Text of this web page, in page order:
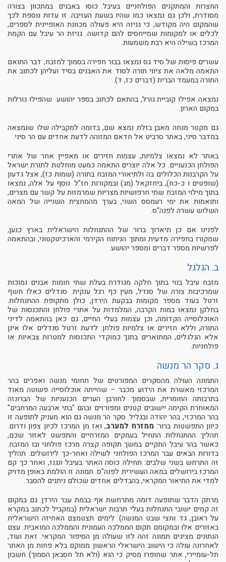
החצרות והמתקנים הפולחניים בעיבל כוסו באבנים במתכוון בצורה
מסודרת, ולכן גם נמצאו כמו שהיו בשעת העזיבה. זו עדות נוספת לכך
שהמקום היה מקודש, כי גניזה היא פעולה מכוונת האופיינית לספרים,
לכלים או למקומות שמייחסים להם קדושה. גניזת הר עיבל עם הקמת
המרכז בשילה היא רבת משמעות.
עשרים פיסות של סיד גס נמצאו בבור חפירה בסמוך למזבח, דבר התואם
התאמה מלאה את ציווי תורה לסוד את האבנים בסיד ועליהן לכתוב את
התורה במעמד הברית (דברים כז, ד).
נמצאה אפילו קוביית גורל, בהתאם לכתוב בספר יהושע שהפילו גורלות
במקום הארון.
גם מקטר מנחה מאבן בזלת נמצא שם, בדומה למקבילה שלו שנמצאה
במדבר סיני, באתר סרביט אל חדאם המזוהה לדעת אחדים עם הר סיני.
באתר לא נמצאו צלמיות, עצמות חזירים או מאפיין אחר של אתרי
הפולחן הכנעניים. כל אלה יוצרים התאמה כמעט מוחלטת לתורת ישראל
על הקרבנות הכלולים בה ולתיאורי המזבח בתורה (שמות כז), אצל גדעון
(שופטים ו כ-כח), ביחזקאל (מג) ובמקורות חז"ל. נוסף על אלה, נמצאו
בתוך מילוי המזבח שתי חרפושיות מצריות שמרמזות על קשר עם מצרים,
ותואמות את ימי רעמסס השני, בערך מהמחצית השנייה של המאה
השלוש עשרה לפנה"ס.
לפנינו אם כן תיארוך ברור של ההתנחלות הישראלית בארץ כנען,
שמקורו בחפירה מדעית ומתוך הניתוח הקירמי והארכיטקטוני, ובהתאמה
לפרשיות מספר דברים ומספר יהושע.
ב. הגִלגל
מזבח עיבל בנוי בתוך חלקה מגודרת בעלת שתי חומות אבנים נמוכות
שמרכיבות צורה של סנדל, מעין כף רגל ענקית. סנדלים כאלו חשף
זרטל בעוד מספר מקומות בבקעת הירדן, כולן מתקופת ההתנחלות.
בחלקן נמצאו במות הקרבה, המלמדות על אתרי פולחן והתכנסות של
האוכלוסייה הקדומה, וכן עצמות בעלי החיים, גם כאן בהתאמה לדיני
התורה, וללא חזירים או צלמיות פולחן. לדעת זרטל סנדלים אלו אינן
אלא הגִלגלים, המתוארים בתנך כמוקדי התכנסות למטרות צבאיות או
פולחניות.
ג. סקר הר מנשה
התמונה העולה מהסקרים המפורטים של תחומי מנשה ואפרים בהר
המרכזי מאשרת את הידוע מכבר – שהייתה אוכלוסייה פשוטה מאוד
בתרבותה החומרית, שבסמוך לחורבן הערים הכנעניות של הברונזה
המאוחרת הקימה יישובים קטנים ומפורזים ובהם "בתי ארבעה המרחבים"
בהר המרכזי, בהר יהודה ובגליל. סקר הר מנשה גם הוא מעניק לתופעה זו
כיוון התפשטות ברור:ממזרח למערב, ואז מן המרכז לכיון צפון ודרום.
תהליך ההתנחלות התחיל בעמקים המזרחיים והתפשט לאזור שכם,
כאשר בהר עיבל התקיים במשך תקופה קצרה מרכז פולחני ובו המזבח.
בדורות הבאים עבר המרכז הפולחני לשילֹה ואחר-כך לירושלים. תהליך
זה התרחש בשני שלבים: תחילה כוסה האתר בעיבל ונגנז, ואחר כך קם
המרכז בירושלים במאה העשירית לפנה"ס. תמונה זו הולמת באופן מדויק
למדי את התיאור המקראי, בהבדלים אחדים שכולם ניתנים להסבר.
מרתק הדבר שתופעה דומה מתרחשת אף בבמת עבר הירדן. גם במקום
זה קמים ישובי התנחלות בעלי תרבות ישראלית (במקביל לכתוב במקרא
על ראובן, גד וחצי שבט המנשה). לימים תצטמצם האחיזה הישראלית
באזורים אלו ובמקומם תקום הממלכה העמונית והממלכה המואבית. עצם
הנתונים מציגים תמונה זהה לזו שעולה מן הסיפור המקראי. זאת ועוד,
לאחרונה עולה כי הישוב הישראלי הראשון ממוקם בלא פחות מן האתר
תל-עומיירי, אתר שחופרו מסיק כי הוא (ולא תל חסבאן הסמוך) חשבון